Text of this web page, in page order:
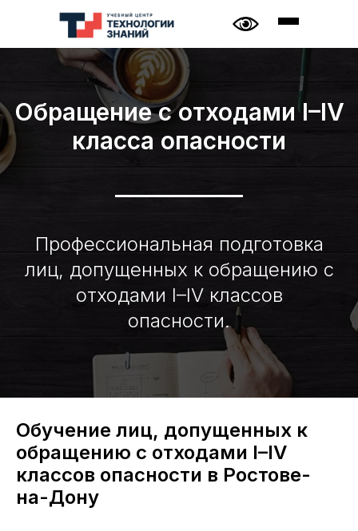
Обращение с отходами I–IV
класса опасности
Профессиональная подготовка
лиц, допущенных к обращению с
отходами I–IV классов
опасности.
Обучение лиц, допущенных к
обращению с отходами I–IV
классов опасности в Ростове-
на-Дону